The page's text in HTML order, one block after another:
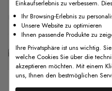
F.A.Q
Kostenlose Anpassung
Einkaufserlebnis zu verbessern.
Ihr Browsing-Erlebnis zu
Unsere Website zu optimieren
Ihnen passende Produkte zu
Ihre Privatsphäre ist uns wichtig.
welche Cookies Sie über die
akzeptieren möchten. Mit einem
uns, Ihnen den bestmöglichen